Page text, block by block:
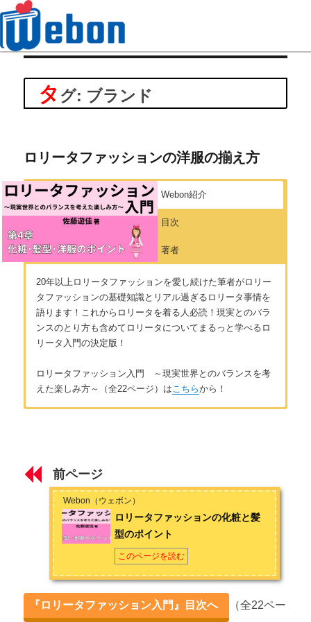
タ グ: ブランド
ロリータファッションの洋服の揃え方
Webon紹介
目次
著者
20年以上ロリータファッションを愛し続けた筆者がロリー
タファッションの基礎知識とリアル過ぎるロリータ事情を
語ります！これからロリータを着る人必読！現実とのバラ
ンスのとり方も含めてロリータについてまるっと学べるロ
リータ入門の決定版！
ロリータファッション入門 ～現実世界とのバランスを考
えた楽しみ方～（全22ページ）はこちらから！
第1章 魅力は何か？
ロリータファッションの虜になった理由
【引き算がない魅力】とはどういうこと？
流行や売上に捕らわれない理由
ロリータには【服を作る楽しさ】がある
る。鍼灸師として患者さんを診るかたわら、ロリータファッシ
ョンの服飾小物、アクセサリーの個人作家として活動。現在は
結婚し地元で鍼灸院を開業し、執筆活動もしている。
お問い合わせはこちらから
前ページ
Webon（ウェボン）
ロリータファッションの化粧と髪
型のポイント
このページを読む
『ロリータファッション入門』目次へ （全22ペー